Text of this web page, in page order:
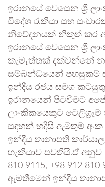
ඉරානයේ වෙසෙන ශ්‍රී
විදේශ රැකියා සහ
නිවේදනයක් නිකුත් කර
ඉරානයේ වෙසෙන ශ්‍රී
කැමැත්තක් දක්වන්නේ
සම්බන්ධයෙන් පහසුකම්
ඉන්දීය රජය සමග
ඉරානයෙන් පිටවීමට
ලාංකිකයෙකුට
සඳහන් හදිසි ඇමතුම්
ඉන්දීය තානාපති
හැකියාව පවතියි.ඒ අනුව
810 9115, +98 912
ඇමතීමෙන් ඉන්දීය